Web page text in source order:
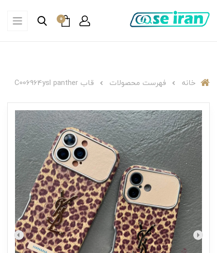
0
خانه فهرست محصولات قاب C006964ysl panther